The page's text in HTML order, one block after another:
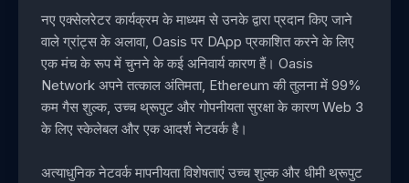
नए एक्सेलरेटर कार्यक्रम के माध्यम से उनके द्वारा प्रदान किए जाने
वाले ग्रांट्स के अलावा, Oasis पर DApp प्रकाशित करने के लिए
एक मंच के रूप में चुनने के कई अनिवार्य कारण हैं। Oasis
Network अपने तत्काल अंतिमता, Ethereum की तुलना में 99%
कम गैस शुल्क, उच्च थ्रूपुट और गोपनीयता सुरक्षा के कारण Web 3
के लिए स्केलेबल और एक आदर्श नेटवर्क है।
अत्याधुनिक नेटवर्क मापनीयता विशेषताएं उच्च शुल्क और धीमी थ्रूपुट